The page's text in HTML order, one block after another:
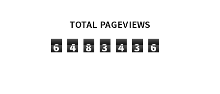
TOTAL PAGEVIEWS
6 4 8 3 4 3 6